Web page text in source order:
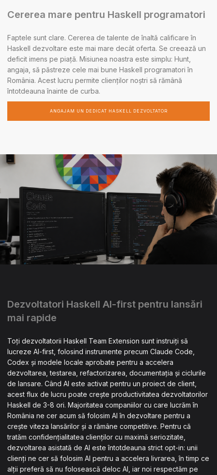
Cererea mare pentru Haskell programatori
Faptele sunt clare. Cererea de talente de înaltă calificare în
Haskell dezvoltare este mai mare decât oferta. Se creează un
deficit imens pe piață. Misiunea noastra este simplu: Hunt,
angaja, să păstreze cele mai bune Haskell programatori în
România. Acest lucru permite clienților noștri să rămână
întotdeauna înainte de curba.
ANGAJAM UN DEDICAT HASKELL DEZVOLTATOR
Dezvoltatori Haskell AI-first pentru lansări
mai rapide
Toți dezvoltatorii Haskell Team Extension sunt instruiți să
lucreze AI-first, folosind instrumente precum Claude Code,
Codex și modele locale aprobate pentru a accelera
dezvoltarea, testarea, refactorizarea, documentația și ciclurile
de lansare. Când AI este activat pentru un proiect de client,
acest flux de lucru poate crește productivitatea dezvoltatorilor
Haskell de 3-8 ori. Majoritatea companiilor cu care lucrăm în
România ne cer acum să folosim AI în dezvoltare pentru a
crește viteza lansărilor și a rămâne competitive. Pentru că
tratăm confidențialitatea clienților cu maximă seriozitate,
dezvoltarea asistată de AI este întotdeauna strict opt-in: unii
clienți ne cer să folosim AI pentru a accelera livrarea, în timp ce
alții preferă să nu folosească deloc AI, iar noi respectăm pe